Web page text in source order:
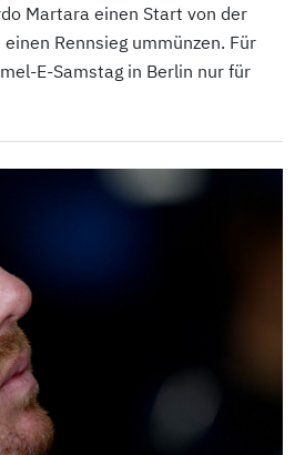
Martara einen Start von der
Rennsieg ummünzen. Für
E-Samstag in Berlin nur für